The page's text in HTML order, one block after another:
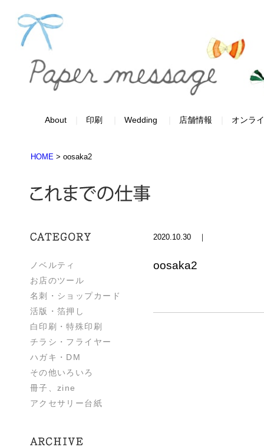
About 印刷 Wedding 店舗情報 オンラ
HOME > oosaka2
ノベルティ
お店のツール
名刺・ショップカード
活版・箔押し
白印刷・特殊印刷
チラシ・フライヤー
ハガキ・DM
その他いろいろ
冊子、zine
アクセサリー台紙
2020.10.30 ｜
oosaka2